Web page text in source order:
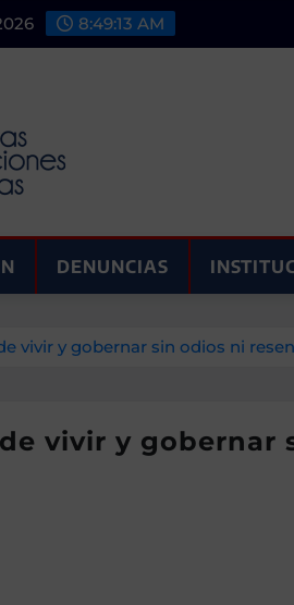
8:49:14 AM
DENUNCIAS
vivir y gobernar sin odios ni
vivir y